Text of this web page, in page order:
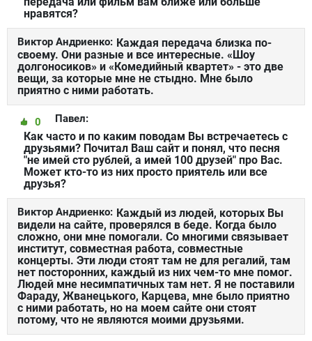
нравятся?
Виктор Андриенко: Каждая передача близка по-
своему. Они разные и все интересные. «Шоу
долгоносиков» и «Комедийный квартет» - это две
вещи, за которые мне не стыдно. Мне было
приятно с ними работать.
Павел:
0
Как часто и по каким поводам Вы встречаетесь с
друзьями? Почитал Ваш сайт и понял, что песня
"не имей сто рублей, а имей 100 друзей" про Вас.
Может кто-то из них просто приятель или все
друзья?
Виктор Андриенко: Каждый из людей, которых Вы
видели на сайте, проверялся в беде. Когда было
сложно, они мне помогали. Со многими связывает
институт, совместная работа, совместные
концерты. Эти люди стоят там не для регалий, там
нет посторонних, каждый из них чем-то мне помог.
Людей мне несимпатичных там нет. Я не поставили
Фараду, Жванецького, Карцева, мне было приятно
с ними работать, но на моем сайте они стоят
потому, что не являются моими друзьями.